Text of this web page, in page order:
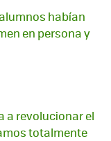
habían
en persona y
a revolucionar el
totalmente